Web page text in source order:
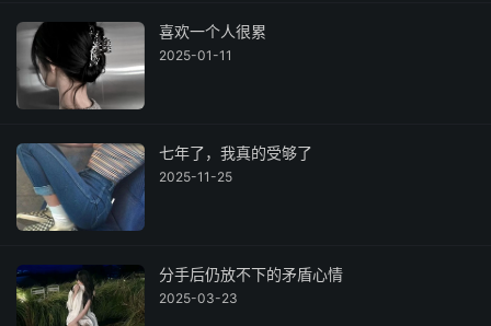
喜欢一个人很累
2025-01-11
七年了，我真的受够了
2025-11-25
分手后仍放不下的矛盾心情
2025-03-23